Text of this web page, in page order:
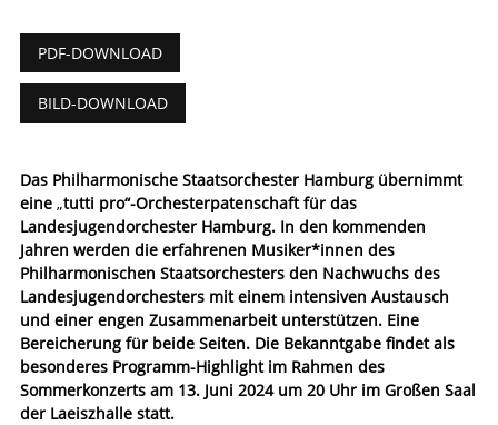
PDF-DOWNLOAD
BILD-DOWNLOAD
Das Philharmonische Staatsorchester Hamburg übernimmt
eine „tutti pro“-Orchesterpatenschaft für das
Landesjugendorchester Hamburg. In den kommenden
Jahren werden die erfahrenen Musiker*innen des
Philharmonischen Staatsorchesters den Nachwuchs des
Landesjugendorchesters mit einem intensiven Austausch
und einer engen Zusammenarbeit unterstützen. Eine
Bereicherung für beide Seiten. Die Bekanntgabe findet als
besonderes Programm-Highlight im Rahmen des
Sommerkonzerts am 13. Juni 2024 um 20 Uhr im Großen Saal
der Laeiszhalle statt.